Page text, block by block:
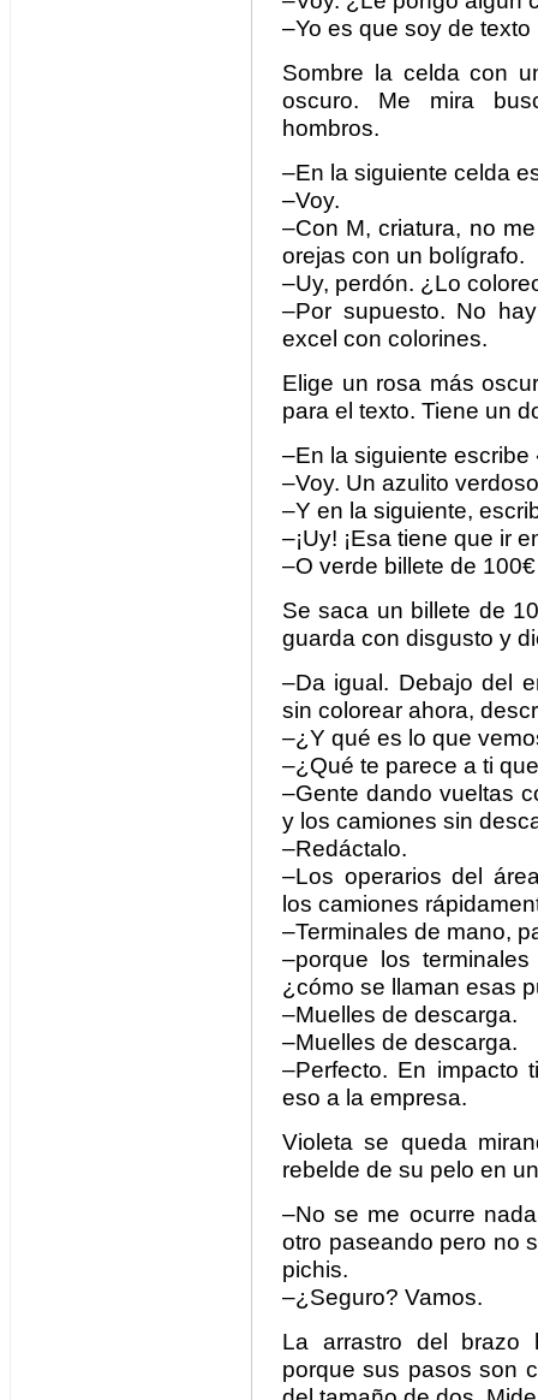
–Yo es que soy de
Sombre la celda con
oscuro. Me mira
hombros.
–En la siguiente celda
–Voy.
–Con M, criatura, no
orejas con un bolígrafo.
–Uy, perdón. ¿Lo
–Por supuesto. No
excel con colorines.
Elige un rosa más
para el texto. Tiene un
–En la siguiente
–Voy. Un azulito
–Y en la siguiente,
–¡Uy! ¡Esa tiene que ir
–O verde billete de 100€
Se saca un billete de
guarda con disgusto y
–Da igual. Debajo del
sin colorear ahora,
–¿Y qué es lo que
–¿Qué te parece a ti
–Gente dando vueltas
y los camiones sin
–Redáctalo.
–Los operarios del
los camiones
–Terminales de mano,
–porque los
¿cómo se llaman esas
–Muelles de descarga.
–Muelles de descarga.
–Perfecto. En impacto
eso a la empresa.
Violeta se queda
rebelde de su pelo en
–No se me ocurre
otro paseando pero no
pichis.
–¿Seguro? Vamos.
La arrastro del brazo
porque sus pasos son